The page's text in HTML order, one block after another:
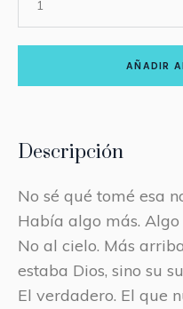
AÑADIR
Descripción
No sé qué tomé esa
Había algo más.
No al cielo. Más
estaba Dios, sino su
El verdadero. El que